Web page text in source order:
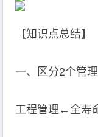
【知识点总结】
一、区分2个管
工程管理←全寿